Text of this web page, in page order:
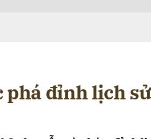
phá đỉnh lịch sử